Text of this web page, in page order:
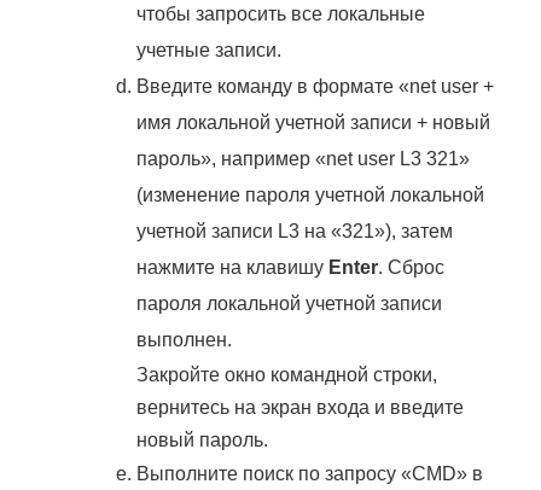
чтобы запросить все локальные
учетные записи.
Введите команду в формате «net user +
имя локальной учетной записи + новый
пароль», например «net user L3 321»
(изменение пароля учетной локальной
учетной записи L3 на «321»), затем
нажмите на клавишу Enter. Сброс
пароля локальной учетной записи
выполнен.
Закройте окно командной строки,
вернитесь на экран входа и введите
новый пароль.
Выполните поиск по запросу «CMD» в